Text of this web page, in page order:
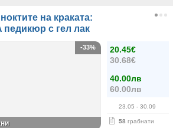
на краката:
педикюр с гел лак
20.45€
30.68€
40.00лв
60.00лв
23.05 - 30.09
58 грабнати
-33%